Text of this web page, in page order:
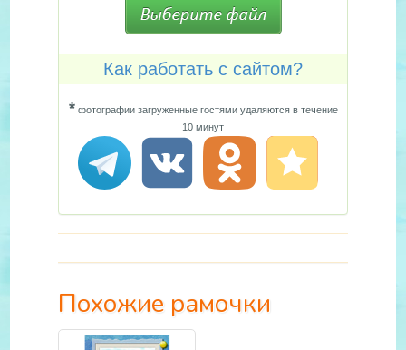
Как работать с сайтом?
*фотографии загруженные гостями удаляются в течение
10 минут
Похожие рамочки